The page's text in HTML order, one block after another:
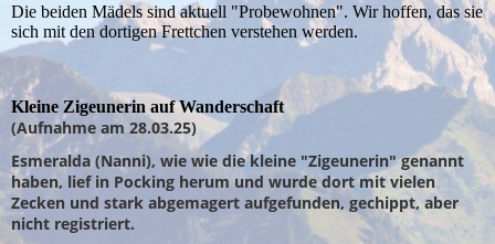
Die beiden Mädels sind aktuell "Probewohnen". Wir hoffen, das sie
sich mit den dortigen Frettchen verstehen werden.
Kleine Zigeunerin auf Wanderschaft
(Aufnahme am 28.03.25)
Esmeralda (Nanni), wie wie die kleine "Zigeunerin" genannt
haben, lief in Pocking herum und wurde dort mit vielen
Zecken und stark abgemagert aufgefunden, gechippt, aber
nicht registriert.